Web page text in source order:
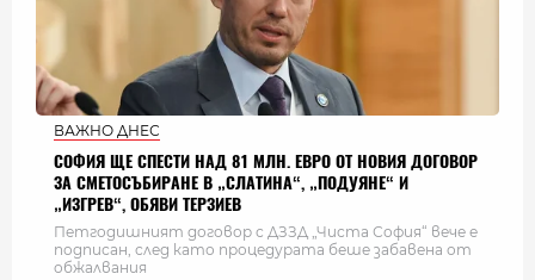
ВАЖНО ДНЕС
СОФИЯ ЩЕ СПЕСТИ НАД 81 МЛН. ЕВРО ОТ НОВИЯ ДОГОВОР
ЗА СМЕТОСЪБИРАНЕ В „СЛАТИНА“, „ПОДУЯНЕ“ И
„ИЗГРЕВ“, ОБЯВИ ТЕРЗИЕВ
Петгодишният договор с ДЗЗД „Чиста София“ вече е
подписан, след като процедурата беше забавена от
обжалвания